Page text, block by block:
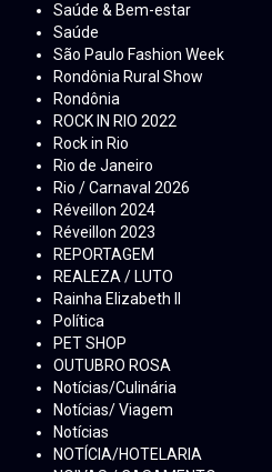
Saúde & Bem-estar
Saúde
São Paulo Fashion Week
Rondônia Rural Show
Rondônia
ROCK IN RIO 2022
Rock in Rio
Rio de Janeiro
Rio / Carnaval 2026
Réveillon 2024
Réveillon 2023
REPORTAGEM
REALEZA / LUTO
Rainha Elizabeth ll
Política
PET SHOP
OUTUBRO ROSA
Notícias/Culinária
Notícias/ Viagem
Notícias
NOTÍCIA/HOTELARIA